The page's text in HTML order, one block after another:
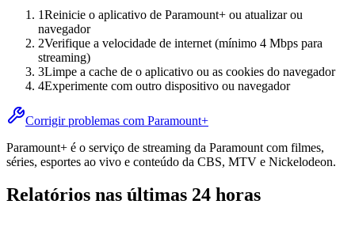
1Reinicie o aplicativo de Paramount+ ou atualizar ou
navegador
2Verifique a velocidade de internet (mínimo 4 Mbps para
streaming)
3Limpe a cache de o aplicativo ou as cookies do navegador
4Experimente com outro dispositivo ou navegador
Corrigir problemas com Paramount+
Paramount+ é o serviço de streaming da Paramount com filmes,
séries, esportes ao vivo e conteúdo da CBS, MTV e Nickelodeon.
Relatórios nas últimas 24 horas